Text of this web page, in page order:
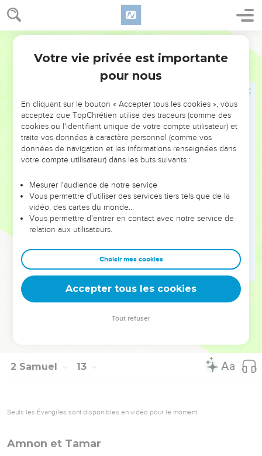
2 Samuel 12
Naissance de Salomon
24
וַיְנַחֵ֣ם דָּוִ֗ד אֵ֚ת בַּת־שֶׁ֣בַע אִשְׁתּ֔וֹ וַיָּבֹ֥א אֵלֶ֖יהָ וַיִּשְׁכַּ֣ב עִמָּ֑הּ וַתֵּ֣לֶד בֵּ֗ן
*ויקרא **וַתִּקְרָ֤א אֶת־שְׁמוֹ֙ שְׁלֹמֹ֔ה וַיהוָ֖ה אֲהֵבֽוֹ׃
וַיִּשְׁלַ֗ח בְּיַד֙ נָתָ֣ן הַנָּבִ֔יא וַיִּקְרָ֥א אֶת־שְׁמ֖וֹ יְדִ֣ידְיָ֑הּ בַּעֲב֖וּר יְהוָֽה׃
David s'empare de la ville de Rabba
וַיִּלָּ֣חֶם יוֹאָ֔ב בְּרַבַּ֖ת בְּנֵ֣י עַמּ֑וֹן וַיִּלְכֹּ֖ד אֶת־עִ֥יר הַמְּלוּכָֽה׃
וַיִּשְׁלַ֥ח יוֹאָ֛ב מַלְאָכִ֖ים אֶל־דָּוִ֑ד וַיֹּ֙אמֶר֙ נִלְחַ֣מְתִּי בְרַבָּ֔ה גַּם־לָכַ֖דְתִּי
אֶת־עִ֥יר הַמָּֽיִם׃
וְעַתָּ֗ה אֱסֹף֙ אֶת־יֶ֣תֶר הָעָ֔ם וַחֲנֵ֥ה עַל־הָעִ֖יר וְלָכְדָ֑הּ פֶּן־אֶלְכֹּ֤ד אֲנִי֙
אֶת־הָעִ֔יר וְנִקְרָ֥א שְׁמִ֖י עָלֶֽיהָ׃
וַיֶּאֱסֹ֥ף דָּוִ֛ד אֶת־כָּל־הָעָ֖ם וַיֵּ֣לֶךְ רַבָּ֑תָה וַיִּלָּ֥חֶם בָּ֖הּ וַֽיִּלְכְּדָֽהּ׃
וַיִּקַּ֣ח אֶת־עֲטֶֽרֶת־מַלְכָּם֩ מֵעַ֨ל רֹאשׁ֜וֹ וּמִשְׁקָלָ֨הּ כִּכַּ֤ר זָהָב֙ וְאֶ֣בֶן יְקָרָ֔ה
וְאֶת־הָעָ֨ם אֲשֶׁר־בָּ֜הּ הוֹצִ֗יא וַיָּ֣שֶׂם בַּ֠מְּגֵרָה וּבַחֲרִצֵ֨י הַבַּרְזֶ֜ל וּֽבְמַגְזְרֹ֣ת
הַבַּרְזֶ֗ל וְהֶעֱבִ֤יר אוֹתָם֙ *במלכן **בַּמַּלְבֵּ֔ן וְכֵ֣ן יַעֲשֶׂ֔ה לְכֹ֖ל עָרֵ֣י בְנֵֽי־עַמּ֑וֹן
וַיָּ֧שָׁב דָּוִ֛ד וְכָל־הָעָ֖ם יְרוּשָׁלִָֽם׃
Hébreu : © Westminster Leningrad Codex - tanach.us --- Grec : © 2010 by the
2 Samuel 13
Seuls les Évangiles sont disponibles en vidéo pour le moment.
Amnon et Tamar
Votre vie privée est importante
pour nous
En cliquant sur le bouton « Accepter tous les cookies », vous
acceptez que TopChrétien utilise des traceurs (comme des
cookies ou l'identifiant unique de votre compte utilisateur) et
traite vos données à caractère personnel (comme vos
données de navigation et les informations renseignées dans
votre compte utilisateur) dans les buts suivants :
Mesurer l'audience de notre service
Vous permettre d'utiliser des services tiers tels que de la
vidéo, des cartes du monde…
Vous permettre d'entrer en contact avec notre service de
relation aux utilisateurs.
Choisir mes cookies
Accepter tous les cookies
Tout refuser